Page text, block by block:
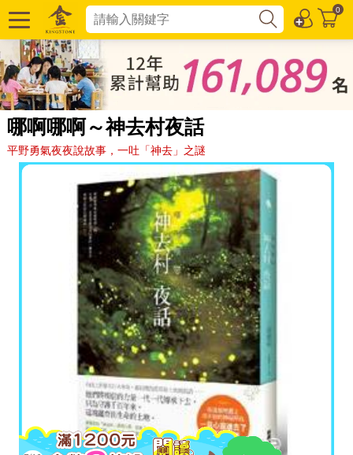
0
哪啊哪啊～神去村夜話
平野勇氣夜夜說故事，一吐「神去」之謎